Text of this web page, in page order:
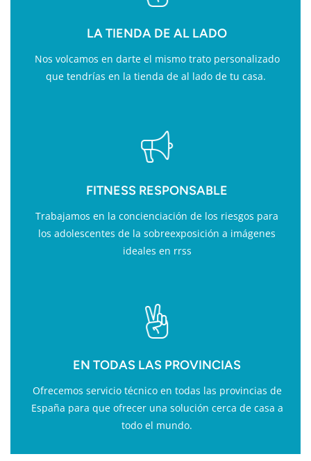
LA TIENDA DE AL LADO
Nos volcamos en darte el mismo trato personalizado
que tendrías en la tienda de al lado de tu casa.
FITNESS RESPONSABLE
Trabajamos en la concienciación de los riesgos para
los adolescentes de la sobreexposición a imágenes
ideales en rrss
EN TODAS LAS PROVINCIAS
Ofrecemos servicio técnico en todas las provincias de
España para que ofrecer una solución cerca de casa a
todo el mundo.